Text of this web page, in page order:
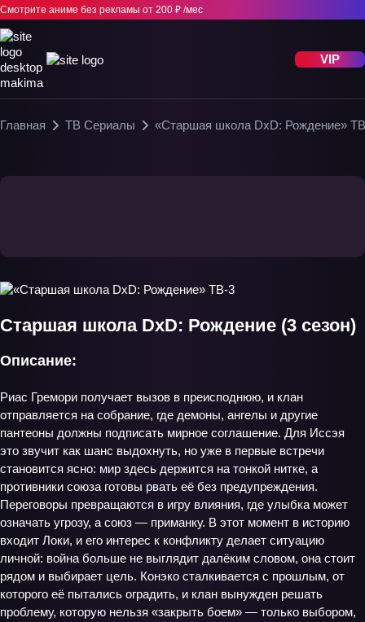
Смотрите аниме без рекламы от 200 ₽ /мес
VIP
Главная ТВ Сериалы «Старшая школа DxD: Рождение»
Старшая школа DxD: Рождение (3 сезон)
Описание:
Риас Гремори получает вызов в преисподнюю, и клан
отправляется на собрание, где демоны, ангелы и другие
пантеоны должны подписать мирное соглашение. Для Иссэя
это звучит как шанс выдохнуть, но уже в первые встречи
становится ясно: мир здесь держится на тонкой нитке, а
противники союза готовы рвать её без предупреждения.
Переговоры превращаются в игру влияния, где улыбка может
означать угрозу, а союз — приманку. В этот момент в историю
входит Локи, и его интерес к конфликту делает ситуацию
личной: война больше не выглядит далёким словом, она стоит
рядом и выбирает цель. Конэко сталкивается с прошлым, от
которого её пытались оградить, и клан вынужден решать
проблему, которую нельзя «закрыть боем» — только выбором,